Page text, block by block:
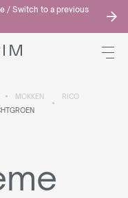
/ Switch to a previous
MOKKEN
RICO